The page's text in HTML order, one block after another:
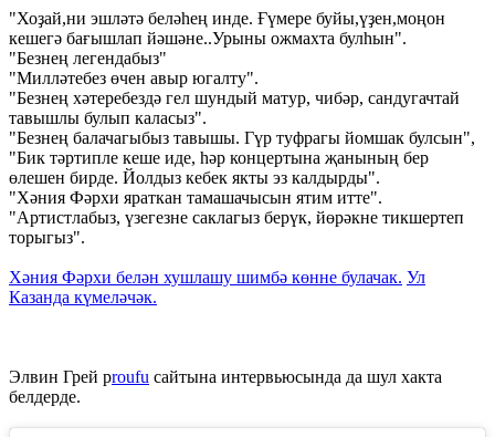
"Хоҙай,ни эшләтә беләһең инде. Ғүмере буйы,үҙен,моңон
кешегә бағышлап йәшәне..Урыны ожмахта булһын".
"Безнең легендабыз"
"Милләтебез өчен авыр югалту".
"Безнең хәтеребездә гел шундый матур, чибәр, сандугачтай
тавышлы булып каласыз".
"Безнең балачагыбыз тавышы. Гүр туфрагы йомшак булсын",
"Бик тәртипле кеше иде, һәр концертына җанының бер
өлешен бирде. Йолдыз кебек якты эз калдырды".
"Хәния Фәрхи яраткан тамашачысын ятим итте".
"Артистлабыз, үзегезне саклагыз берүк, йөрәкне тикшертеп
торыгыз".
Хәния Фәрхи белән хушлашу шимбә көнне булачак. Ул
Казанда күмеләчәк.
Элвин Грей proufu сайтына интервьюсында да шул хакта
белдерде.